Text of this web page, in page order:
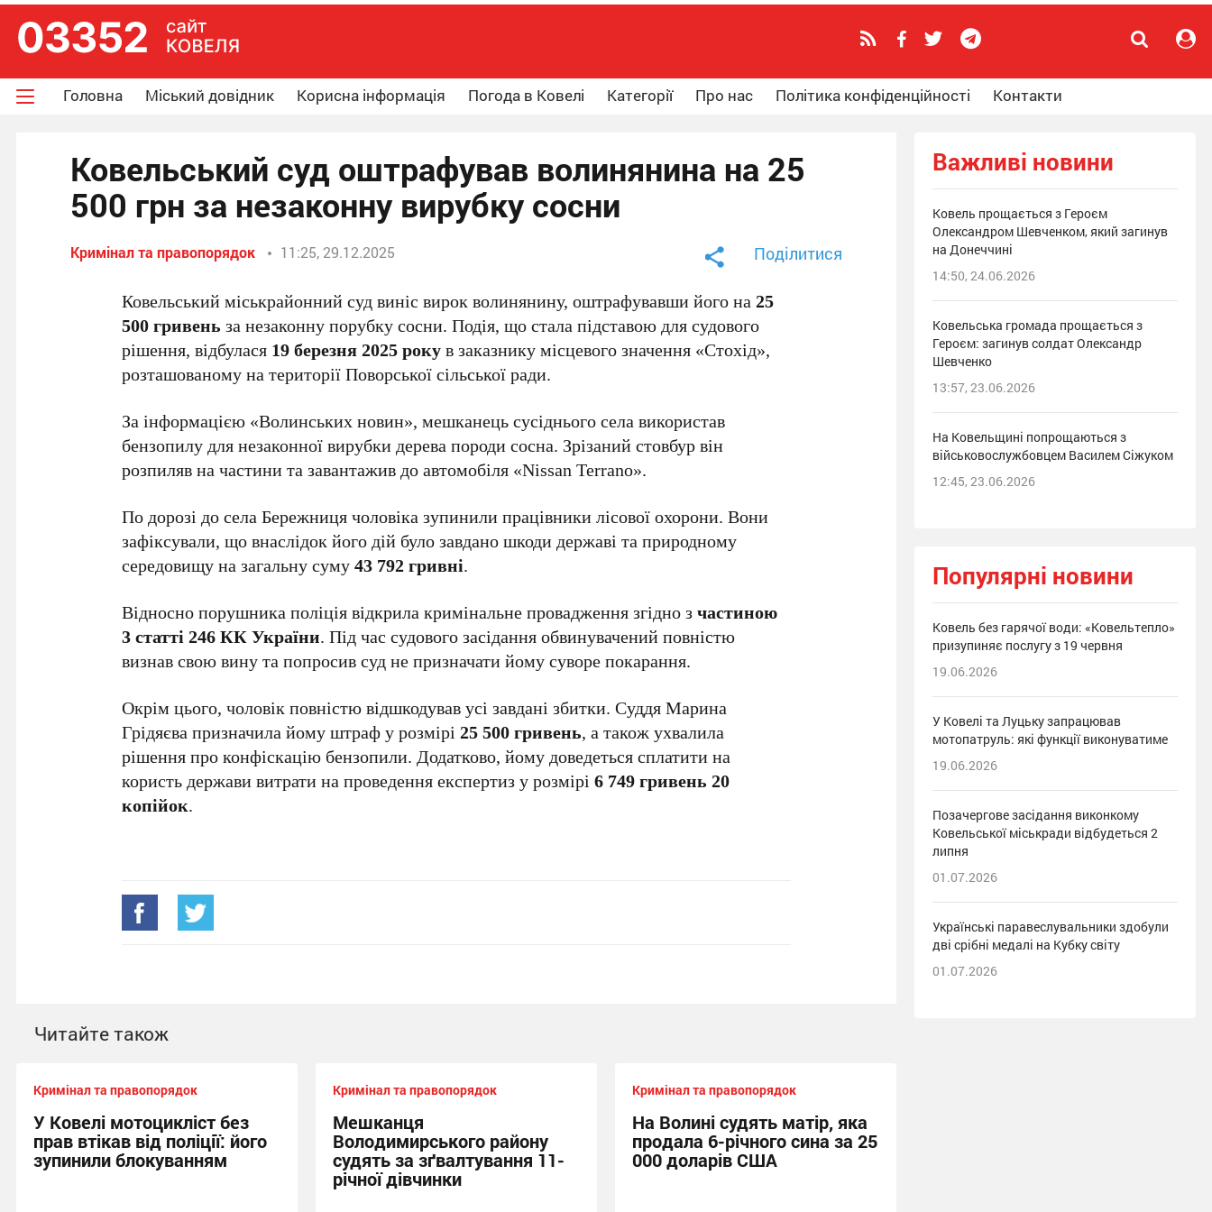
Головна Міський довідник Корисна інформація Погода в Ковелі Категорії Про нас Політика конфіденційності Контакти
Ковельський суд оштрафував волинянина на 25
500 грн за незаконну вирубку сосни
Кримінал та правопорядок 11:25, 29.12.2025 Поділитися
Ковельський міськрайонний суд виніс вирок волинянину, оштрафувавши його на25
500 гривень за незаконну порубку сосни. Подія, що стала підставою для судового
рішення, відбулася 19 березня 2025 рокув заказнику місцевого значення «Стохід»,
розташованому на території Поворської сільської ради.
За інформацією «Волинських новин», мешканець сусіднього села використав
бензопилу для незаконної вирубки дерева породи сосна. Зрізаний стовбур він
розпиляв на частини та завантажив до автомобіля «Nissan Terrano».
По дорозі до села Бережниця чоловіка зупинили працівники лісової охорони. Вони
зафіксували, що внаслідок його дій було завдано шкоди державі та природному
середовищу на загальну суму43 792 гривні.
Відносно порушника поліція відкрила кримінальне провадження згідно зчастиною
3 статті 246 КК України. Під час судового засідання обвинувачений повністю
визнав свою вину та попросив суд не призначати йому суворе покарання.
Окрім цього, чоловік повністю відшкодував усі завдані збитки. Суддя Марина
Грідяєва призначила йому штраф у розмірі25 500 гривень, а також ухвалила
рішення про конфіскацію бензопили. Додатково, йому доведеться сплатити на
користь держави витрати на проведення експертиз у розмірі6 749 гривень 20
копійок.
Читайте також
Кримінал та правопорядок
У Ковелі мотоцикліст без
прав втікав від поліції: його
зупинили блокуванням
Кримінал та правопорядок
Мешканця
Володимирського району
судять за зґвалтування 11-
річної дівчинки
Кримінал та правопорядок
На Волині судять матір, яка
продала 6-річного сина за 25
000 доларів США
Важливі новини
Ковель прощається з Героєм
Олександром Шевченком, який загинув
на Донеччині
14:50, 24.06.2026
Ковельська громада прощається з
Героєм: загинув солдат Олександр
Шевченко
13:57, 23.06.2026
На Ковельщині попрощаються з
військовослужбовцем Василем Сіжуком
12:45, 23.06.2026
Популярні новини
Ковель без гарячої води: «Ковельтепло»
призупиняє послугу з 19 червня
19.06.2026
У Ковелі та Луцьку запрацював
мотопатруль: які функції виконуватиме
19.06.2026
Позачергове засідання виконкому
Ковельської міськради відбудеться 2
липня
01.07.2026
Українські паравеслувальники здобули
дві срібні медалі на Кубку світу
01.07.2026